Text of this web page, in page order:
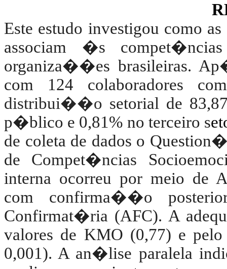
Este estudo investigou como
associam �s
organiza��es brasileiras.
com 124 colaboradores
distribui��o setorial de
p�blico e 0,81% no terceiro s
de coleta de dados o
de Compet�ncias
interna ocorreu por meio de
com confirma��o
Confirmat�ria (AFC). A
valores de KMO (0,77) e
0,001). A an�lise paralela